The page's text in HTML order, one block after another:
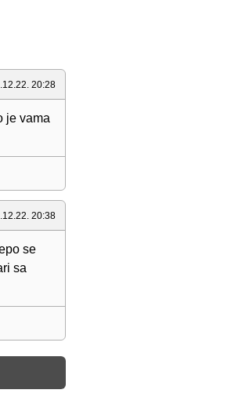
20:28
je vama
20:38
se
sa